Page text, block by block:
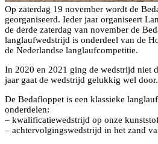
Op zaterdag 19 november wordt de
georganiseerd. Ieder jaar organiseert
de derde zaterdag van november de
langlaufwedstrijd is onderdeel van de
de Nederlandse langlaufcompetitie.
In 2020 en 2021 ging de wedstrijd niet
jaar gaat de wedstrijd gelukkig wel door.
De Bedafloppet is een klassieke
onderdelen:
– kwalificatiewedstrijd op onze
– achtervolgingswedstrijd in het zand